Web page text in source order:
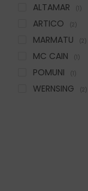
ALTAMAR
(1)
ARTICO (2)
MARMATU (2)
MC CAIN (1)
POMUNI (1)
WERNSING (2)